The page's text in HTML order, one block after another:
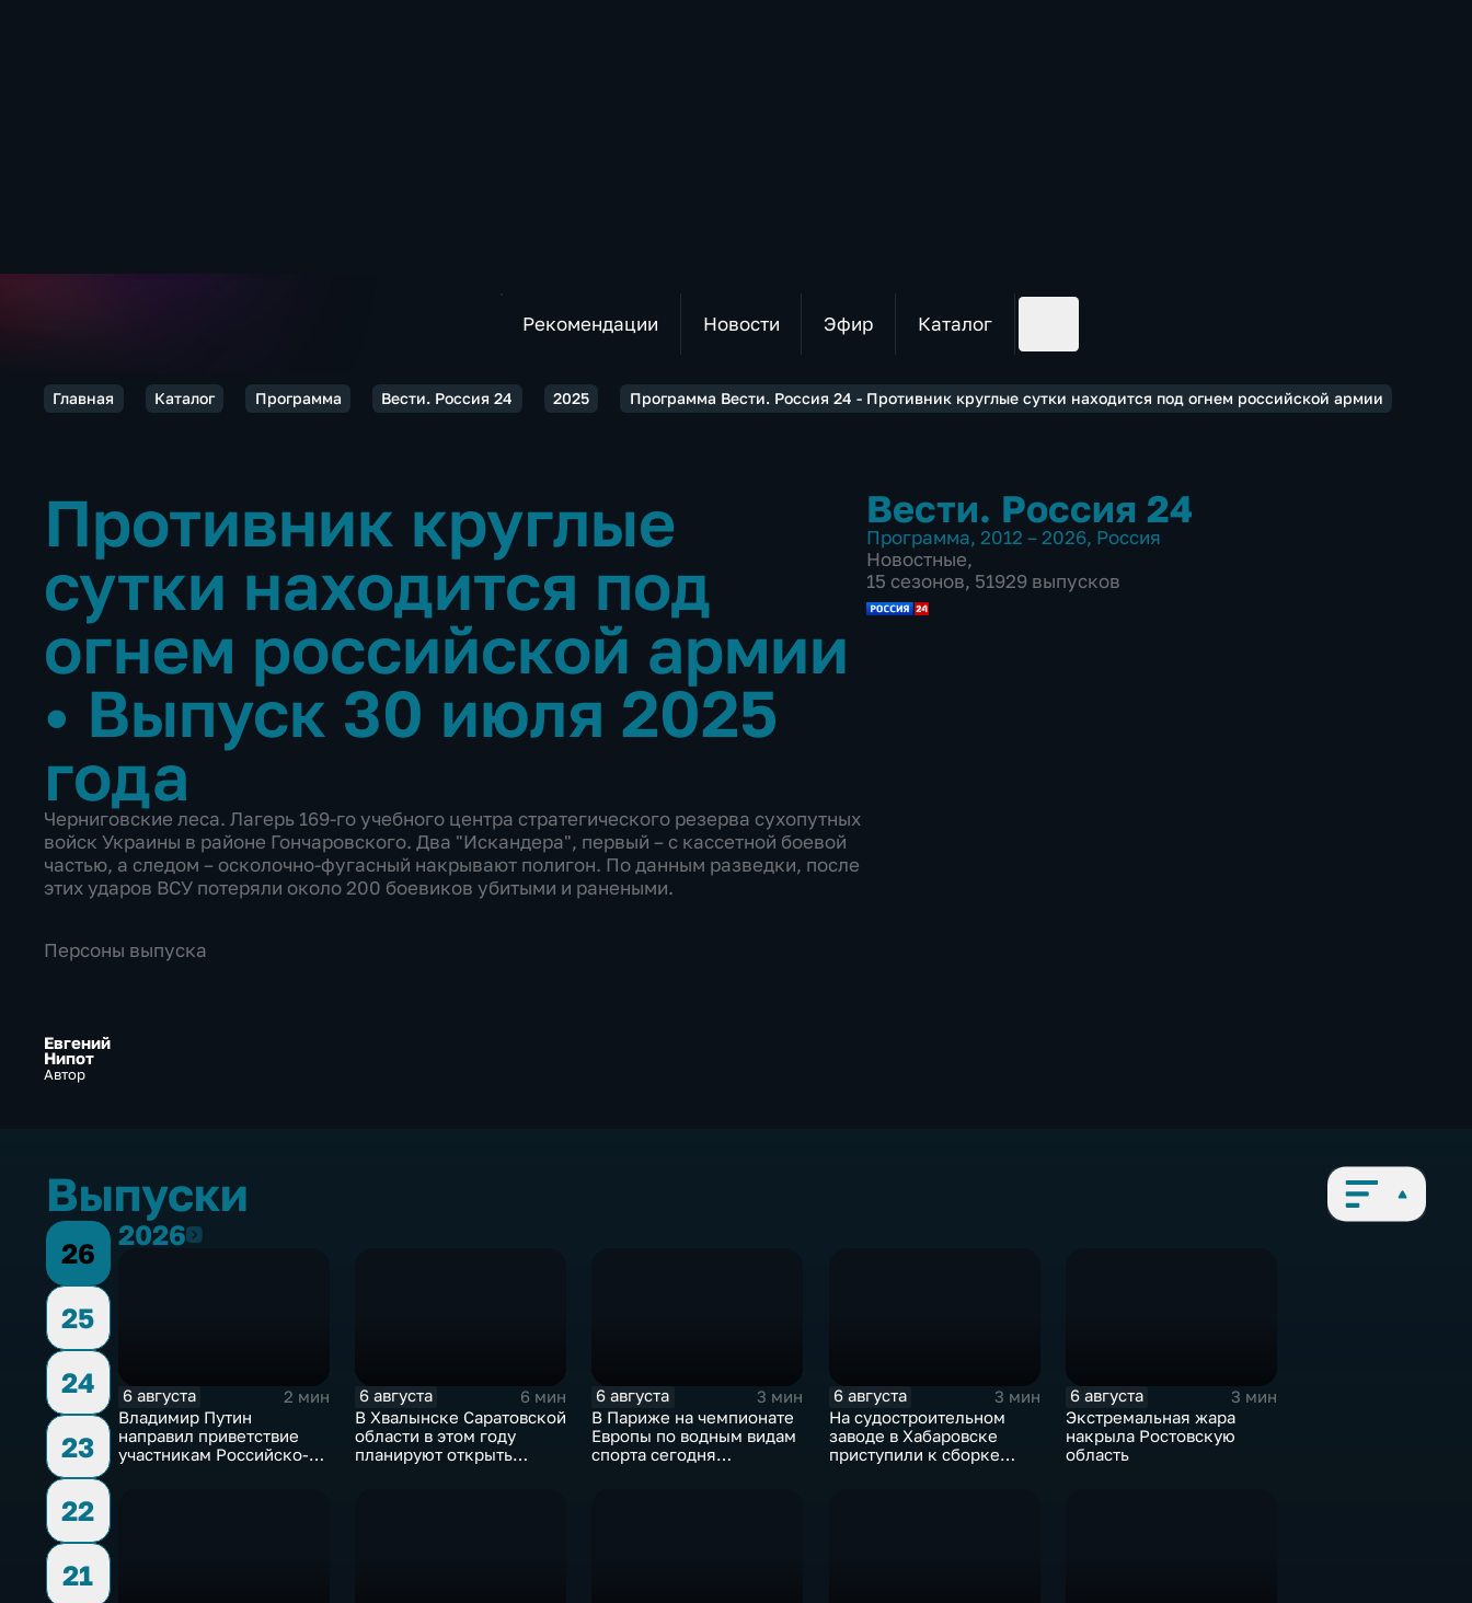
Рекомендации Новости Эфир Каталог
Главная Каталог Программа Вести. Россия 24 2025 Программа Вести. Россия 24 - Противник круглые сутки находится под огнем российской армии
Противник круглые
сутки находится под
огнем российской армии
• Выпуск 30 июля 2025
года
Черниговские леса. Лагерь 169-го учебного центра стратегического резерва сухопутных
войск Украины в районе Гончаровского. Два "Искандера", первый – с кассетной боевой
частью, а следом – осколочно-фугасный накрывают полигон. По данным разведки, после
этих ударов ВСУ потеряли около 200 боевиков убитыми и ранеными.
Вести. Россия 24
Программа, 2012 – 2026, Россия
Новостные,
15 сезонов, 51929 выпусков
Персоны выпуска
Евгений
Нипот
Автор
Выпуски
26
25
24
23
22
21
20262026
6 августа
2 мин
Владимир Путин
направил приветствие
участникам Российско-
6 августа
6 мин
В Хвалынске Саратовской
области в этом году
планируют открыть
6 августа
3 мин
В Париже на чемпионате
Европы по водным видам
спорта сегодня
6 августа
3 мин
На судостроительном
заводе в Хабаровске
приступили к сборке
6 августа
3 мин
Экстремальная жара
накрыла Ростовскую
область